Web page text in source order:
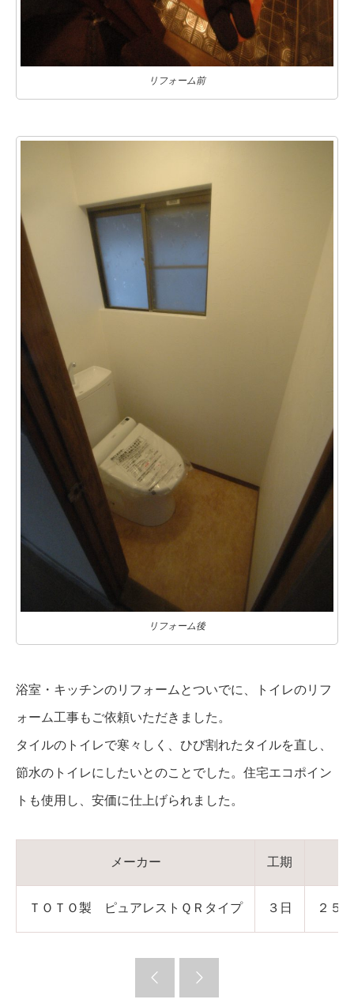
リフォーム前
リフォーム後
浴室・キッチンのリフォームとついでに、トイレのリフ
ォーム工事もご依頼いただきました。
タイルのトイレで寒々しく、ひび割れたタイルを直し、
節水のトイレにしたいとのことでした。住宅エコポイン
トも使用し、安価に仕上げられました。
メーカー 工期
ＴＯＴＯ製 ピュアレストＱＲタイプ ３日 ２５